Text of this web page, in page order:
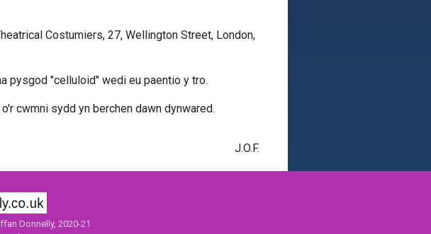
Costumiers, 27, Wellington Street, London,
pysgod "celluloid" wedi eu paentio y tro.
cwmni sydd yn berchen dawn dynwared.
J.O.F.
Donnelly, 2020-21